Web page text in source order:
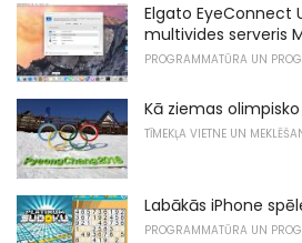
Elgato EyeConnect
multivides serveris
PROGRAMMATŪRA UN
Kā ziemas
TĪMEKĻA VIETNE UN
Labākās iPhone
PROGRAMMATŪRA UN